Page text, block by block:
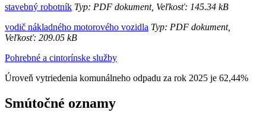
stavebný robotník Typ: PDF dokument, Veľkosť: 145.34 kB
vodič nákladného motorového vozidla Typ: PDF dokument,
Veľkosť: 209.05 kB
Pohrebné a cintorínske služby
Úroveň vytriedenia komunálneho odpadu za rok 2025 je 62,44%
Smútočné oznamy